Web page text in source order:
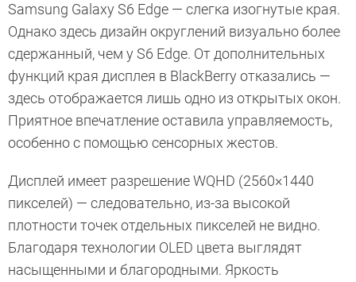
Samsung Galaxy S6 Edge — слегка изогнутые края.
Однако здесь дизайн округлений визуально более
сдержанный, чем у S6 Edge. От дополнительных
функций края дисплея в BlackBerry отказались —
здесь отображается лишь одно из открытых окон.
Приятное впечатление оставила управляемость,
особенно с помощью сенсорных жестов.
Дисплей имеет разрешение WQHD (2560×1440
пикселей) — следовательно, из-за высокой
плотности точек отдельных пикселей не видно.
Благодаря технологии OLED цвета выглядят
насыщенными и благородными. Яркость